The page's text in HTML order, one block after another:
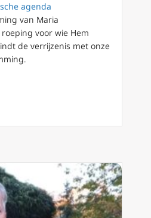
agenda
van Maria
roeping voor wie Hem
de verrijzenis met onze
en de 2 mysteries van de